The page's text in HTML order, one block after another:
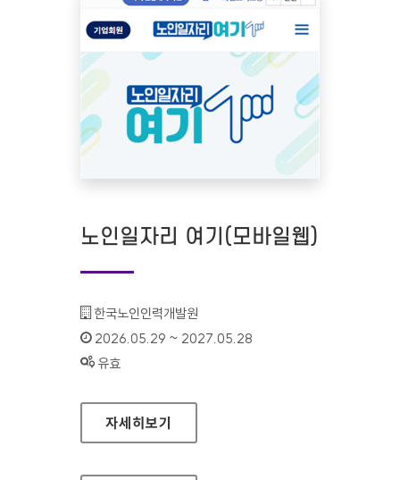
노인일자리 여기(모바일웹)
기관명 :
한국노인인력개발원
인증기간 :
2026.05.29 ~ 2027.05.28
상태 :
유효
노인일자리 여기(모바일웹)
자세히보기